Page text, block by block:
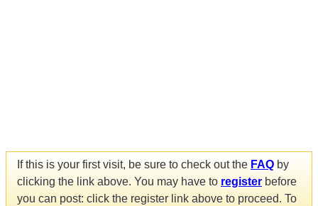
If this is your first visit, be sure to check out the FAQ by
clicking the link above. You may have to register before
you can post: click the register link above to proceed. To